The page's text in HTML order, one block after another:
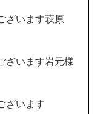
ざいます萩原
ざいます岩元様
ざいます